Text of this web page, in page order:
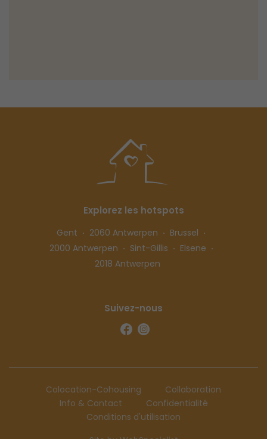
Explorez les hotspots
Gent 2060 Antwerpen
Brussel
2000 Antwerpen
Sint-Gillis
Elsene
2018 Antwerpen
Suivez-nous
Colocation-Cohousing
Collaboration
Info & Contact
Confidentialité
Conditions d'utilisation